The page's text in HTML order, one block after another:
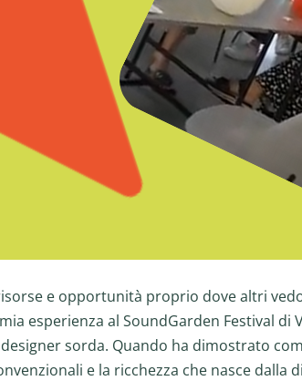
e opportunità proprio dove altri
esperienza al SoundGarden Festival
sorda. Quando ha dimostrato
e la ricchezza che nasce dalla